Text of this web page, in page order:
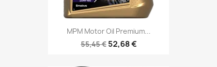
MPM Motor Oil Premium...
55,45 € 52,68 €